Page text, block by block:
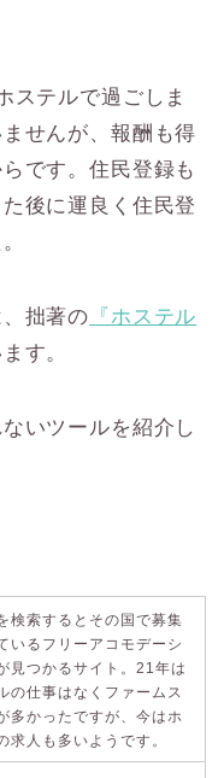
ステルで過ごしま
せんが、報酬も得
です。住民登録も
後に運良く住民登
拙著の 『ホステル
す。
いツールを紹介し
検索するとその国で募集
いるフリーアコモデーシ
見つかるサイト。21年は
の仕事はなくファームス
多かったですが、今はホ
求人も多いようです。